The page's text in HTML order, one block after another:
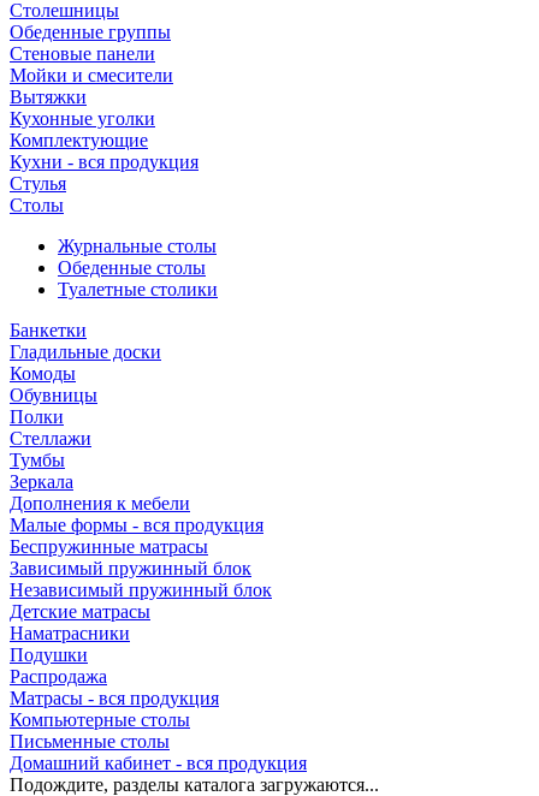
Столешницы
Обеденные группы
Стеновые панели
Мойки и смесители
Вытяжки
Кухонные уголки
Комплектующие
Кухни - вся продукция
Стулья
Столы
Журнальные столы
Обеденные столы
Туалетные столики
Банкетки
Гладильные доски
Комоды
Обувницы
Полки
Стеллажи
Тумбы
Зеркала
Дополнения к мебели
Малые формы - вся продукция
Беспружинные матрасы
Зависимый пружинный блок
Независимый пружинный блок
Детские матрасы
Наматрасники
Подушки
Распродажа
Матрасы - вся продукция
Компьютерные столы
Письменные столы
Домашний кабинет - вся продукция
Подождите, разделы каталога загружаются...